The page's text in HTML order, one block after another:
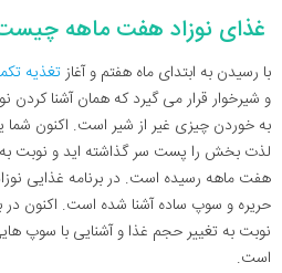
غذای نوزاد هفت ماهه
با رسیدن به ابتدای ماه هفتم و آغازتغذیه
و شیرخوار قرار می گیرد که همان آشنا کردن
به خوردن چیزی غیر از شیر است. اکنون
لذت بخش را پست سر گذاشته اید و نوبت
هفت ماهه رسیده است. در برنامه غذایی
حریره و سوپ ساده آشنا شده است. اکنون
نوبت به تغییر حجم غذا و آشنایی با سوپ
است.